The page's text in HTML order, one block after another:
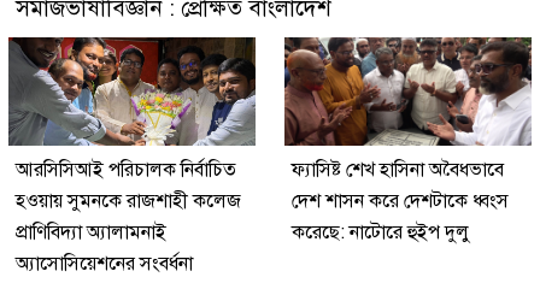
সমাজভাষাবিজ্ঞান : প্রেক্ষিত বাংলাদেশ
আরসিসিআই পরিচালক নির্বাচিত
হওয়ায় সুমনকে রাজশাহী কলেজ
প্রাণিবিদ্যা অ্যালামনাই
অ্যাসোসিয়েশনের সংবর্ধনা
ফ্যাসিষ্ট শেখ হাসিনা অবৈধভাবে
দেশ শাসন করে দেশটাকে ধ্বংস
করেছে: নাটোরে হুইপ দুলু